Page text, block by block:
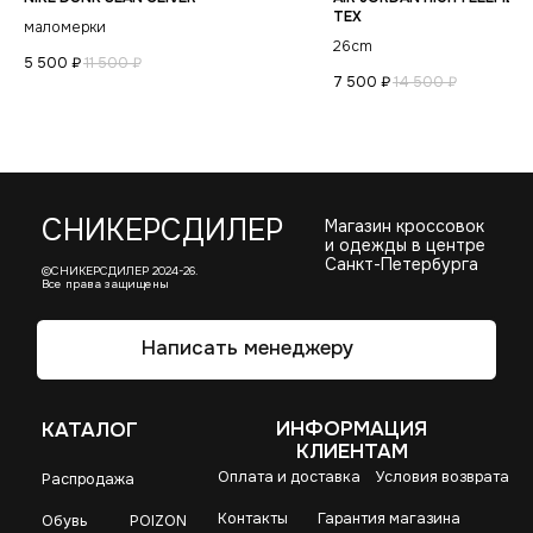
маломерки
5 500 ₽11 500₽
TEX
26cm
7 500 ₽14 500₽